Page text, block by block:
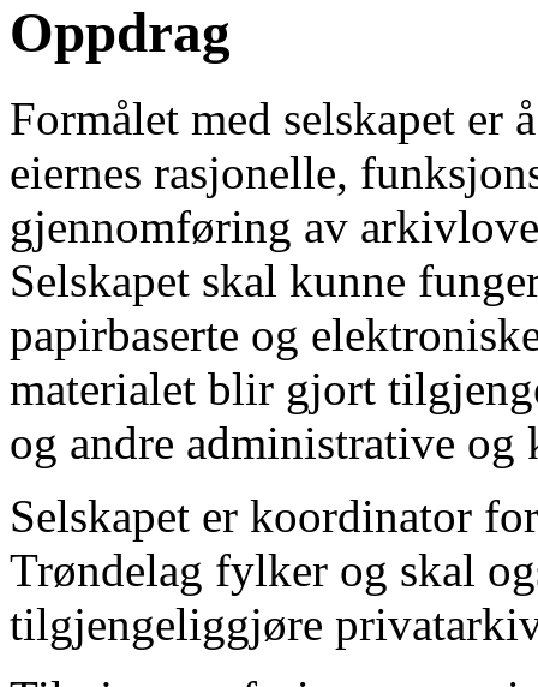
Oppdrag
Formålet med selskapet er
eiernes rasjonelle,
gjennomføring av
Selskapet skal kunne
papirbaserte og
materialet blir gjort
og andre administrative
Selskapet er koordinator
Trøndelag fylker og skal
tilgjengeliggjøre